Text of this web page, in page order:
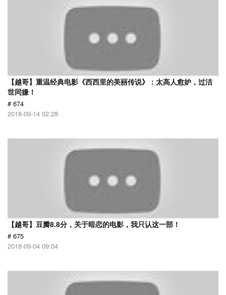
【越哥】重温经典电影《西西里的美丽传说》：太高人愈妒，过洁
世同嫌！
# 674
2018-09-14 02:28
【越哥】豆瓣8.8分，关于暗恋的电影，我只认这一部！
# 675
2018-09-04 09:04